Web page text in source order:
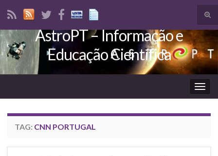
Search for:
AstroPT – Informação e
Educação Científica
TAG: CNN PORTUGAL